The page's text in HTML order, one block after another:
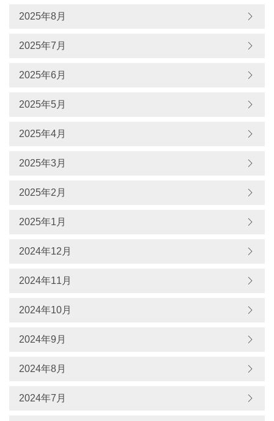
2025年8月
2025年7月
2025年6月
2025年5月
2025年4月
2025年3月
2025年2月
2025年1月
2024年12月
2024年11月
2024年10月
2024年9月
2024年8月
2024年7月